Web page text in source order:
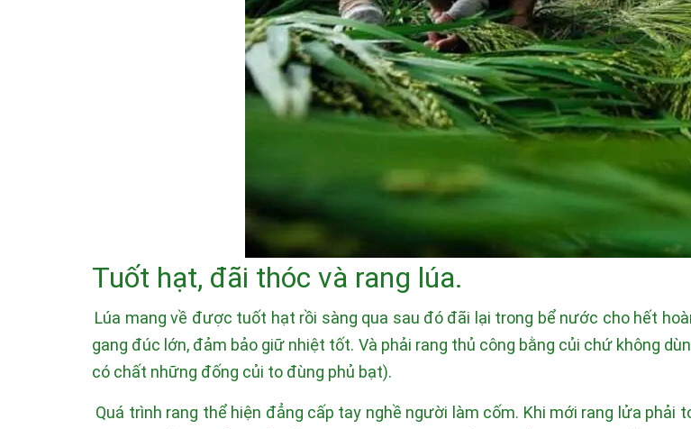
Tuốt hạt, đãi thóc và rang lúa.
Lúa mang về được tuốt hạt rồi sàng qua sau đó đãi lại trong bể nước cho hết
gang đúc lớn, đảm bảo giữ nhiệt tốt. Và phải rang thủ công bằng củi chứ không
có chất những đống củi to đùng phủ bạt).
Quá trình rang thể hiện đẳng cấp tay nghề người làm cốm. Khi mới rang lửa